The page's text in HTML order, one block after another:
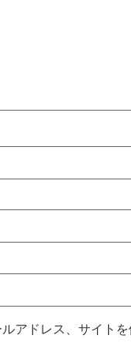
アドレス、サイトを